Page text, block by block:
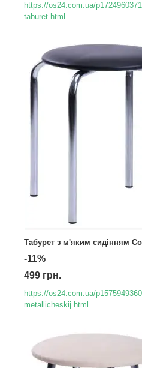
https://os24.com.ua/
taburet.html
Табурет з м'яким сидінням
-11%
499 грн.
https://os24.com.ua/
metallicheskij.html